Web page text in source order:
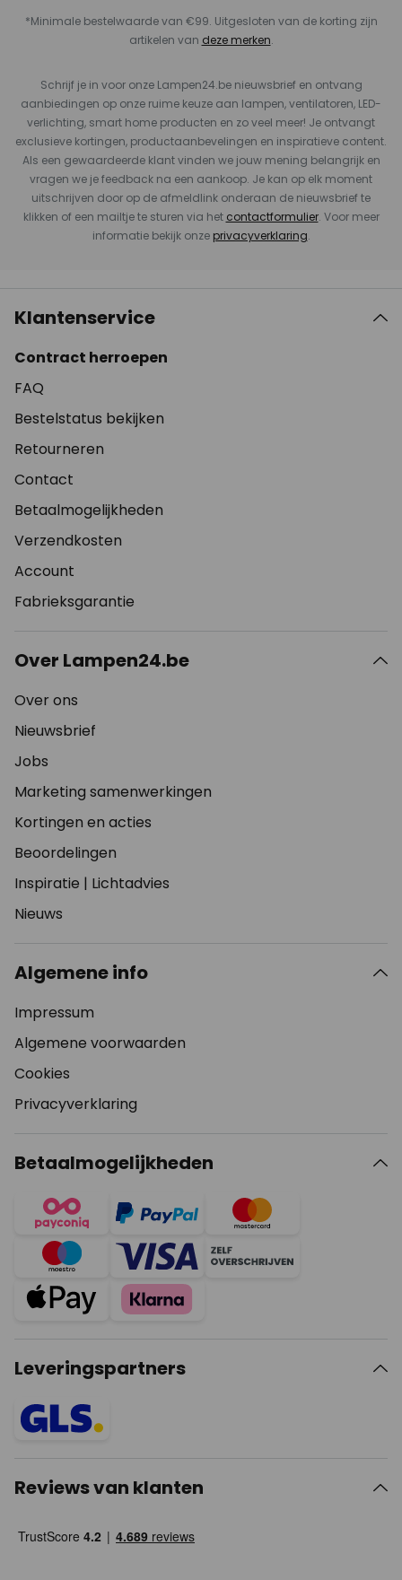
*Minimale bestelwaarde van €99. Uitgesloten van de korting zijn
artikelen van deze merken.
Schrijf je in voor onze Lampen24.be nieuwsbrief en ontvang
aanbiedingen op onze ruime keuze aan lampen, ventilatoren, LED-
verlichting, smart home producten en zo veel meer! Je ontvangt
exclusieve kortingen, productaanbevelingen en inspiratieve content.
Als een gewaardeerde klant vinden we jouw mening belangrijk en
vragen we je feedback na een aankoop. Je kan op elk moment
uitschrijven door op de afmeldlink onderaan de nieuwsbrief te
klikken of een mailtje te sturen via het contactformulier. Voor meer
informatie bekijk onze privacyverklaring.
Klantenservice
Contract herroepen
FAQ
Bestelstatus bekijken
Retourneren
Contact
Betaalmogelijkheden
Verzendkosten
Account
Fabrieksgarantie
Over Lampen24.be
Over ons
Nieuwsbrief
Jobs
Marketing samenwerkingen
Kortingen en acties
Beoordelingen
Inspiratie | Lichtadvies
Nieuws
Algemene info
Impressum
Algemene voorwaarden
Cookies
Privacyverklaring
Betaalmogelijkheden
Leveringspartners
Reviews van klanten